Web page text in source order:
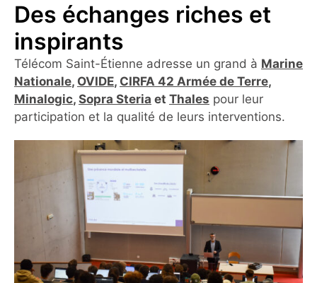
Des échanges riches et
inspirants
Télécom Saint-Étienne adresse un grand à Marine
Nationale, OVIDE, CIRFA 42 Armée de Terre,
Minalogic, Sopra Steria et Thales pour leur
participation et la qualité de leurs interventions.